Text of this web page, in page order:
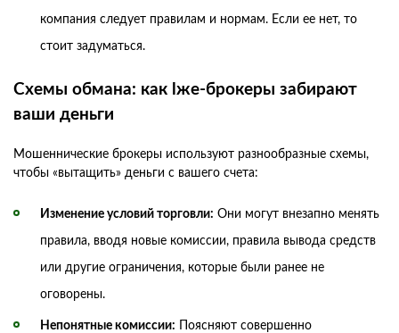
компания следует правилам и нормам. Если ее нет, то
стоит задуматься.
Схемы обмана: как lже-брокеры забирают
ваши деньги
Мошеннические брокеры используют разнообразные схемы,
чтобы «вытащить» деньги с вашего счета:
Изменение условий торговли: Они могут внезапно менять
правила, вводя новые комиссии, правила вывода средств
или другие ограничения, которые были ранее не
оговорены.
Непонятные комиссии: Поясняют совершенно